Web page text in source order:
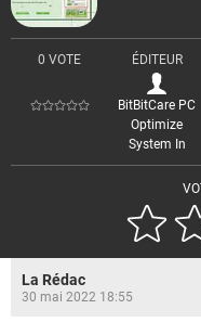
0 VOTE ÉDITEUR
BitBitCare PC
Optimize
System In
La Rédac
30 mai 2022 18:55